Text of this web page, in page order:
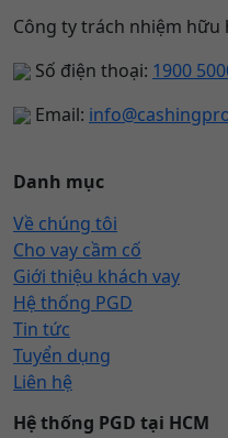
Công ty trách nhiệm hữu
Số điện thoại: 1900
Email:
Danh mục
Về chúng tôi
Cho vay cầm cố
Giới thiệu khách vay
Hệ thống PGD
Tin tức
Tuyển dụng
Liên hệ
Hệ thống PGD tại HCM